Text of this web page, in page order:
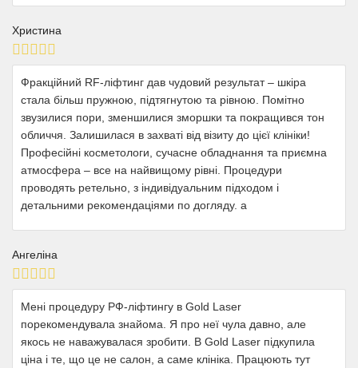
Христина
Фракційний RF-ліфтинг дав чудовий результат – шкіра
стала більш пружною, підтягнутою та рівною. Помітно
звузилися пори, зменшилися зморшки та покращився тон
обличчя. Залишилася в захваті від візиту до цієї клініки!
Професійні косметологи, сучасне обладнання та приємна
атмосфера – все на найвищому рівні. Процедури
проводять ретельно, з індивідуальним підходом і
детальними рекомендаціями по догляду. а
Ангеліна
Мені процедуру РФ-ліфтингу в Gold Laser
порекомендувала знайома. Я про неї чула давно, але
якось не наважувалася зробити. В Gold Laser підкупила
ціна і те, що це не салон, а саме клініка. Працюють тут